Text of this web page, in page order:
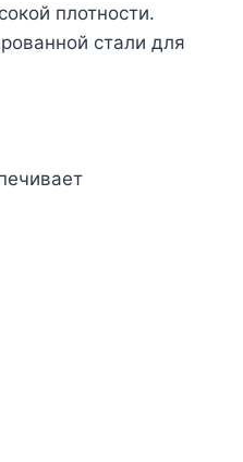
плотности.
стали для